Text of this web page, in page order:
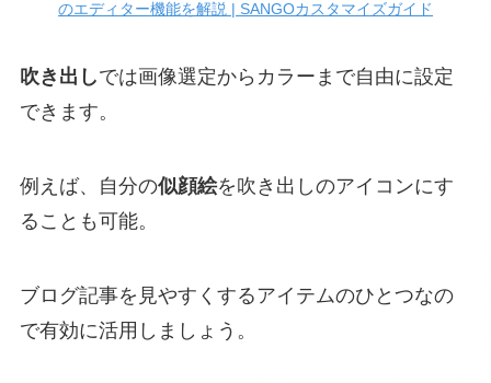
のエディター機能を解説 | SANGOカスタマイズガイド
吹き出しでは画像選定からカラーまで自由に設定
できます。
例えば、自分の似顔絵を吹き出しのアイコンにす
ることも可能。
ブログ記事を見やすくするアイテムのひとつなの
で有効に活用しましょう。